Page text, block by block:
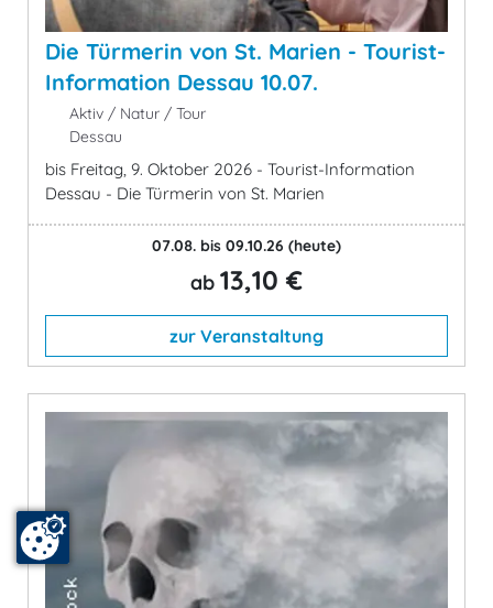
Die Türmerin von St. Marien - Tourist-
Information Dessau 10.07.
Aktiv / Natur / Tour
Dessau
bis Freitag, 9. Oktober 2026 - Tourist-Information
Dessau - Die Türmerin von St. Marien
07.08. bis 09.10.26 (heute)
ab 13,10 €
zur Veranstaltung